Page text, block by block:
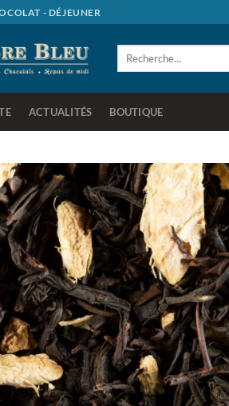
- DÉJEUNER
Recherche
ACTUALITÉS BOUTIQUE